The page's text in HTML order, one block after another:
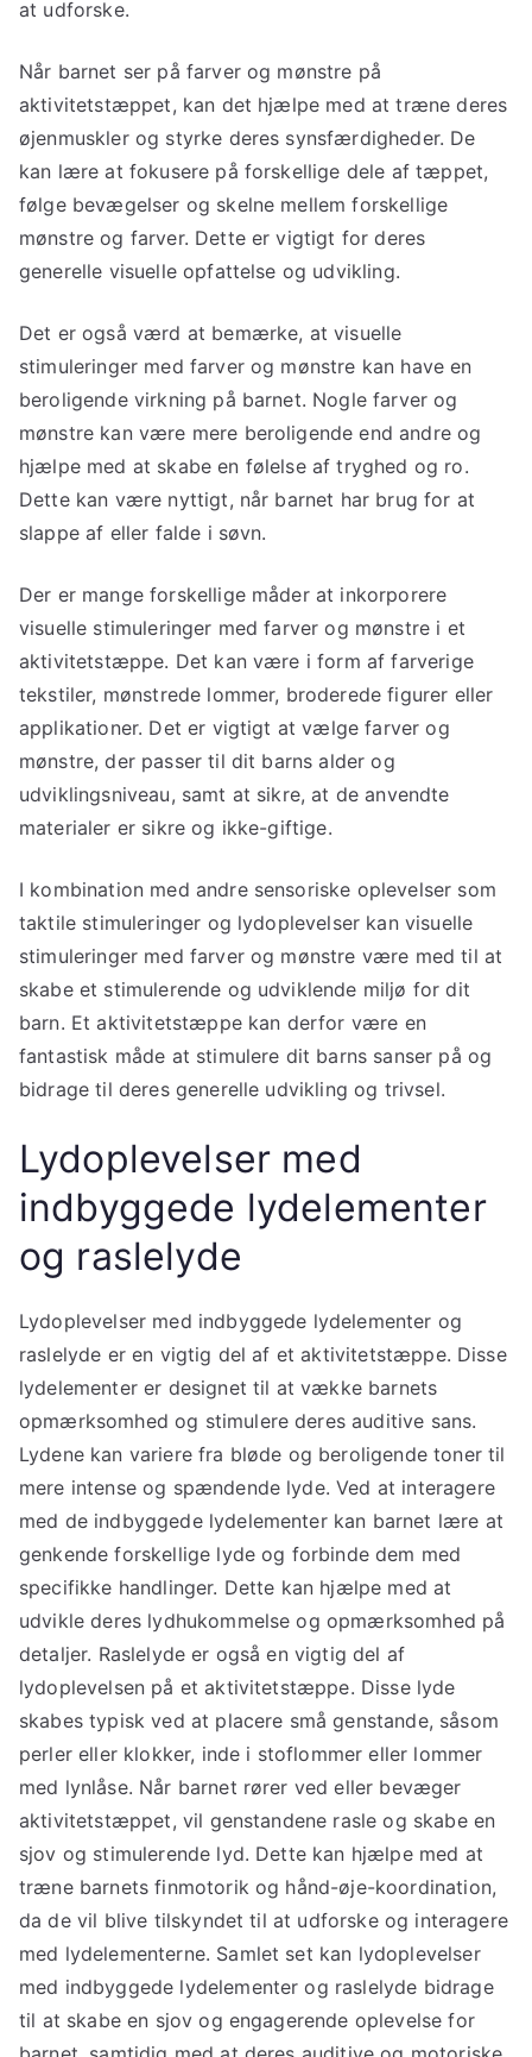
at udforske.
Når barnet ser på farver og mønstre på
aktivitetstæppet, kan det hjælpe med at træne deres
øjenmuskler og styrke deres synsfærdigheder. De
kan lære at fokusere på forskellige dele af tæppet,
følge bevægelser og skelne mellem forskellige
mønstre og farver. Dette er vigtigt for deres
generelle visuelle opfattelse og udvikling.
Det er også værd at bemærke, at visuelle
stimuleringer med farver og mønstre kan have en
beroligende virkning på barnet. Nogle farver og
mønstre kan være mere beroligende end andre og
hjælpe med at skabe en følelse af tryghed og ro.
Dette kan være nyttigt, når barnet har brug for at
slappe af eller falde i søvn.
Der er mange forskellige måder at inkorporere
visuelle stimuleringer med farver og mønstre i et
aktivitetstæppe. Det kan være i form af farverige
tekstiler, mønstrede lommer, broderede figurer eller
applikationer. Det er vigtigt at vælge farver og
mønstre, der passer til dit barns alder og
udviklingsniveau, samt at sikre, at de anvendte
materialer er sikre og ikke-giftige.
I kombination med andre sensoriske oplevelser som
taktile stimuleringer og lydoplevelser kan visuelle
stimuleringer med farver og mønstre være med til at
skabe et stimulerende og udviklende miljø for dit
barn. Et aktivitetstæppe kan derfor være en
fantastisk måde at stimulere dit barns sanser på og
bidrage til deres generelle udvikling og trivsel.
Lydoplevelser med
indbyggede lydelementer
og raslelyde
Lydoplevelser med indbyggede lydelementer og
raslelyde er en vigtig del af et aktivitetstæppe. Disse
lydelementer er designet til at vække barnets
opmærksomhed og stimulere deres auditive sans.
Lydene kan variere fra bløde og beroligende toner til
mere intense og spændende lyde. Ved at interagere
med de indbyggede lydelementer kan barnet lære at
genkende forskellige lyde og forbinde dem med
specifikke handlinger. Dette kan hjælpe med at
udvikle deres lydhukommelse og opmærksomhed på
detaljer. Raslelyde er også en vigtig del af
lydoplevelsen på et aktivitetstæppe. Disse lyde
skabes typisk ved at placere små genstande, såsom
perler eller klokker, inde i stoflommer eller lommer
med lynlåse. Når barnet rører ved eller bevæger
aktivitetstæppet, vil genstandene rasle og skabe en
sjov og stimulerende lyd. Dette kan hjælpe med at
træne barnets finmotorik og hånd-øje-koordination,
da de vil blive tilskyndet til at udforske og interagere
med lydelementerne. Samlet set kan lydoplevelser
med indbyggede lydelementer og raslelyde bidrage
til at skabe en sjov og engagerende oplevelse for